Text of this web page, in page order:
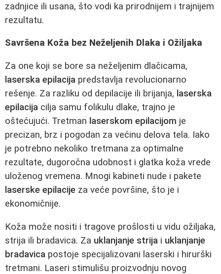
zadnjice ili usana, što vodi ka prirodnijem i trajnijem
rezultatu.
Savršena Koža bez Neželjenih Dlaka i Ožiljaka
Za one koji se bore sa neželjenim dlačicama,
laserska epilacija predstavlja revolucionarno
rešenje. Za razliku od depilacije ili brijanja, laserska
epilacija cilja samu folikulu dlake, trajno je
oštećujući. Tretman laserskom epilacijom je
precizan, brz i pogodan za većinu delova tela. Iako
je potrebno nekoliko tretmana za optimalne
rezultate, dugoročna udobnost i glatka koža vrede
uloženog vremena. Mnogi kabineti nude i pakete
laserske epilacije za veće površine, što je i
ekonomičnije.
Koža može nositi i tragove prošlosti u vidu ožiljaka,
strija ili bradavica. Za uklanjanje strija i uklanjanje
bradavica postoje specijalizovani laserski i hirurški
tretmani. Laseri stimulišu proizvodnju novog